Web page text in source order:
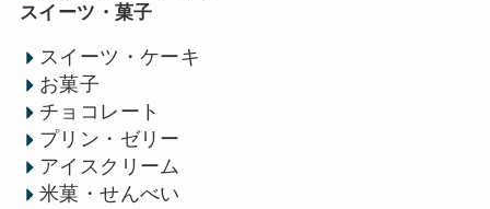
スイーツ・菓子
スイーツ・ケーキ
お菓子
チョコレート
プリン・ゼリー
アイスクリーム
米菓・せんべい